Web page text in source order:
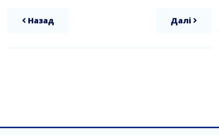
Назад Далі